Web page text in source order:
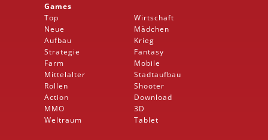
Games
Top
Neue
Aufbau
Strategie
Farm
Mittelalter
Rollen
Action
MMO
Weltraum
Wirtschaft
Mädchen
Krieg
Fantasy
Mobile
Stadtaufbau
Shooter
Download
3D
Tablet